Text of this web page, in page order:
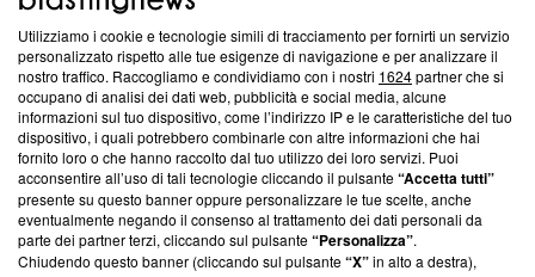
Questa sezione offre informazioni trasparenti su Blasting
News, sui nostri processi editoriali e su come ci impegniamo a
creare news di qualità. Inoltre, afferma la nostra aderenza a
‘Trust Project - News with Integrity’Blasting News non è
ancora membro del programma, ma ha richiesto di farne
parte; Trust Project non ha ancora effettuato una verifica di
conformità agli standard.
Su di noi
Utilizziamo i cookie e tecnologie simili di tracciamento per fornirti un servizio
personalizzato rispetto alle tue esigenze di navigazione e per analizzare il
nostro traffico. Raccogliamo e condividiamo con i nostri 1624partner che si
occupano di analisi dei dati web, pubblicità e social media, alcune
informazioni sul tuo dispositivo, come l’indirizzo IP e le caratteristiche del tuo
dispositivo, i quali potrebbero combinarle con altre informazioni che hai
fornito loro o che hanno raccolto dal tuo utilizzo dei loro servizi. Puoi
acconsentire all’uso di tali tecnologie cliccando il pulsante“Accetta tutti”
presente su questo banner oppure personalizzare le tue scelte, anche
eventualmente negando il consenso al trattamento dei dati personali da
parte dei partner terzi, cliccando sul pulsante“Personalizza”.
Chiudendo questo banner (cliccando sul pulsante“X”in alto a destra),